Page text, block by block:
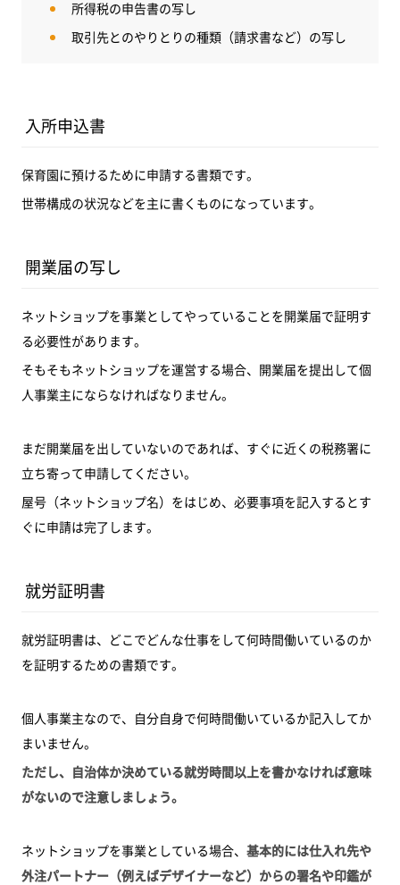
所得税の申告書の写し
取引先とのやりとりの種類（請求書など）の写し
入所申込書
保育園に預けるために申請する書類です。
世帯構成の状況などを主に書くものになっています。
開業届の写し
ネットショップを事業としてやっていることを開業届で証明す
る必要性があります。
そもそもネットショップを運営する場合、開業届を提出して個
人事業主にならなければなりません。
まだ開業届を出していないのであれば、すぐに近くの税務署に
立ち寄って申請してください。
屋号（ネットショップ名）をはじめ、必要事項を記入するとす
ぐに申請は完了します。
就労証明書
就労証明書は、どこでどんな仕事をして何時間働いているのか
を証明するための書類です。
個人事業主なので、自分自身で何時間働いているか記入してか
まいません。
ただし、自治体か決めている就労時間以上を書かなければ意味
がないので注意しましょう。
ネットショップを事業としている場合、 基本的には仕入れ先や
外注パートナー（例えばデザイナーなど）からの署名や印鑑が